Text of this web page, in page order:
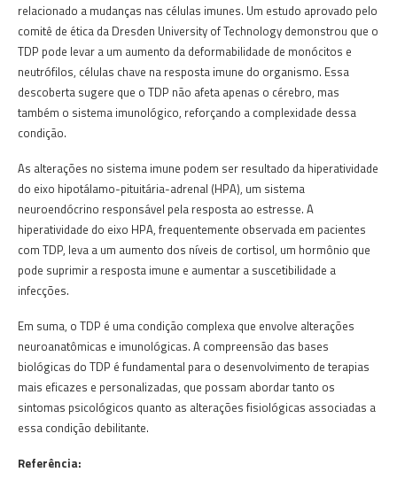
relacionado a mudanças nas células imunes. Um estudo aprovado pelo
comitê de ética da Dresden University of Technology demonstrou que o
TDP pode levar a um aumento da deformabilidade de monócitos e
neutrófilos, células chave na resposta imune do organismo. Essa
descoberta sugere que o TDP não afeta apenas o cérebro, mas
também o sistema imunológico, reforçando a complexidade dessa
condição.
As alterações no sistema imune podem ser resultado da hiperatividade
do eixo hipotálamo-pituitária-adrenal (HPA), um sistema
neuroendócrino responsável pela resposta ao estresse. A
hiperatividade do eixo HPA, frequentemente observada em pacientes
com TDP, leva a um aumento dos níveis de cortisol, um hormônio que
pode suprimir a resposta imune e aumentar a suscetibilidade a
infecções.
Em suma, o TDP é uma condição complexa que envolve alterações
neuroanatômicas e imunológicas. A compreensão das bases
biológicas do TDP é fundamental para o desenvolvimento de terapias
mais eficazes e personalizadas, que possam abordar tanto os
sintomas psicológicos quanto as alterações fisiológicas associadas a
essa condição debilitante.
Referência: